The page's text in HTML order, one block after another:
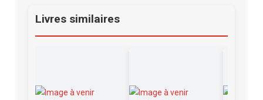
Livres similaires